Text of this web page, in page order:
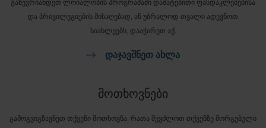
გაწევრიანდეთ ლოიალობის პროგრამაში დამატებითი ფასდაკლებებისა
და პრივილეგიების მისაღებად, ან უბრალოდ თვალი ადევნოთ
სიახლეებს, დააჭირეთ აქ.
ᲓᲐᲯᲐᲕᲨᲜᲔᲗ ᲐᲮᲚᲐ
მოთხოვნები
გამოგვიგზავნეთ თქვენი მოთხოვნა, რათა შევძლოთ თქვენზე მორგებული